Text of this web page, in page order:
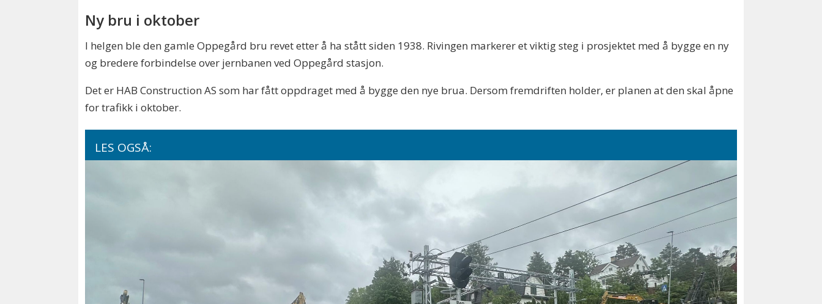
Ny bru i oktober
I helgen ble den gamle Oppegård bru revet etter å ha stått siden 1938. Rivingen markerer et viktig steg i prosjektet med å bygge en ny
og bredere forbindelse over jernbanen ved Oppegård stasjon.
Det er HAB Construction AS som har fått oppdraget med å bygge den nye brua. Dersom fremdriften holder, er planen at den skal åpne
for trafikk i oktober.
LES OGSÅ: